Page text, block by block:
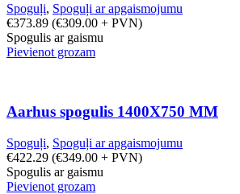
Spoguļi, Spoguļi ar apgaismojumu
€373.89 (€309.00 + PVN)
Spogulis ar gaismu
Pievienot grozam
Aarhus spogulis 1400X750 MM
Spoguļi, Spoguļi ar apgaismojumu
€422.29 (€349.00 + PVN)
Spogulis ar gaismu
Pievienot grozam